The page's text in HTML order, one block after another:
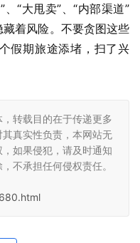
“大甩卖”、“内部渠道”
着风险。不要贪图这些
假期旅途添堵，扫了兴
转载目的在于传递更多
真实性负责，本网站无
如果侵犯，请及时通知
不承担任何侵权责任。